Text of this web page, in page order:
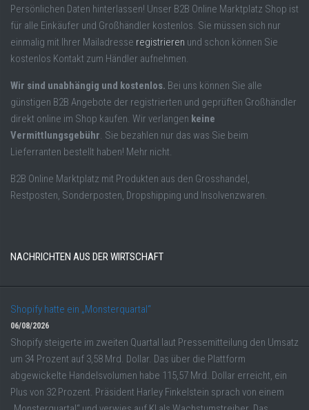
Persönlichen Daten hinterlassen! Unser B2B Online Marktplatz Shop ist
für alle Einkäufer und Großhändler kostenlos. Sie müssen sich nur
einmalig mit Ihrer Mailadresse registrieren und schon können Sie
kostenlos Kontakt zum Händler aufnehmen.
Wir sind unabhängig und kostenlos. Bei uns können Sie alle
günstigen B2B Angebote der registrierten und geprüften Großhändler
direkt online im Shop kaufen. Wir verlangen keine
Vermittlungsgebühr. Sie bezahlen nur das was Sie beim
Lieferranten bestellt haben! Mehr nicht.
B2B Online Marktplatz mit Produkten aus den Grosshandel,
Restposten, Sonderposten, Dropshipping und Insolvenzwaren.
NACHRICHTEN AUS DER WIRTSCHAFT
Shopify hatte ein „Monsterquartal“
06/08/2026
Shopify steigerte im zweiten Quartal laut Pressemitteilung den Umsatz
um 34 Prozent auf 3,58 Mrd. Dollar. Das über die Plattform
abgewickelte Handelsvolumen habe 115,57 Mrd. Dollar erreicht, ein
Plus von 32 Prozent. Präsident Harley Finkelstein sprach von einem